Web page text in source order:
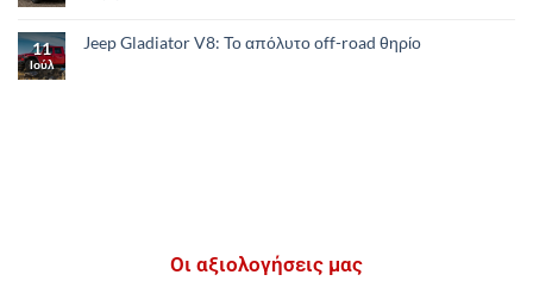
11
Ιούλ
Jeep Gladiator V8: Το απόλυτο οff-road θηρίο
Οι αξιολογήσεις μας